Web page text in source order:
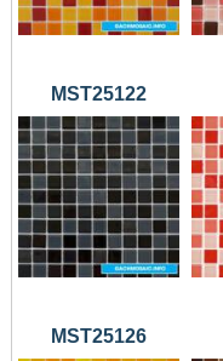
MST25122
MST25126